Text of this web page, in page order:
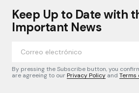
Keep Up to Date with
Important News
By pressing the Subscribe button, you
are agreeing to ourPrivacy Policy and Terms